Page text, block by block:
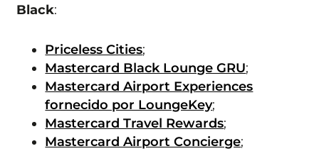
Black:
Priceless Cities;
Mastercard Black Lounge GRU;
Mastercard Airport Experiences
fornecido por LoungeKey;
Mastercard Travel Rewards;
Mastercard Airport Concierge;